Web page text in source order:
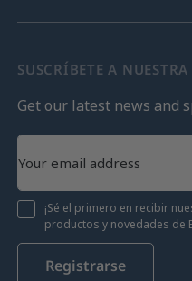
SUSCRÍBETE A NUESTRA
Get our latest news and
¡Sé el primero en recibir
productos y novedades de
Registrarse